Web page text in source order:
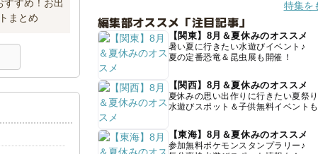
すすめ！お出
まとめ
特集を
編集部オススメ「注目記事」
【関東】8月＆夏休みのオススメ
暑い夏に行きたい水遊びイベント♪
夏の定番恐竜＆昆虫展も開催！
【関西】8月＆夏休みのオススメ
夏休みの思い出作りに行きたい夏祭り
水遊びスポット＆子供無料イベントも
【東海】8月＆夏休みのオススメ
参加無料ポケモンスタンプラリー♪